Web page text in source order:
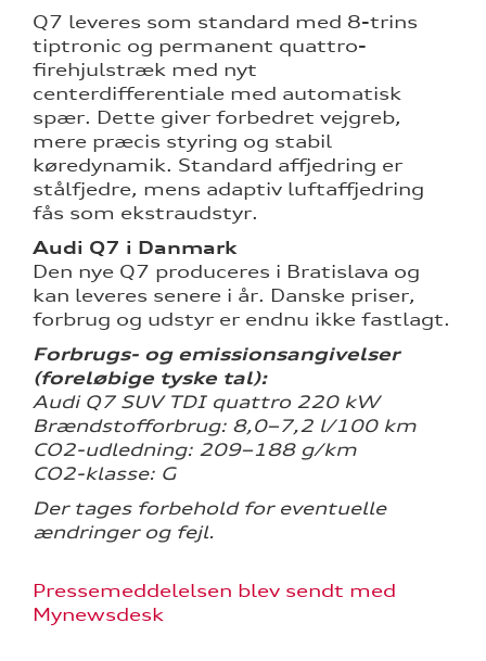
Q7 leveres som standard med 8-trins
tiptronic og permanent quattro-
firehjulstræk med nyt
centerdifferentiale med automatisk
spær. Dette giver forbedret vejgreb,
mere præcis styring og stabil
køredynamik. Standard affjedring er
stålfjedre, mens adaptiv luftaffjedring
fås som ekstraudstyr.
Audi Q7 i Danmark
Den nye Q7 produceres i Bratislava og
kan leveres senere i år. Danske priser,
forbrug og udstyr er endnu ikke fastlagt.
Forbrugs- og emissionsangivelser
(foreløbige tyske tal):
Audi Q7 SUV TDI quattro 220 kW
Brændstofforbrug: 8,0–7,2 l/100 km
CO2-udledning: 209–188 g/km
CO2-klasse: G
Der tages forbehold for eventuelle
ændringer og fejl.
Pressemeddelelsen blev sendt med
Mynewsdesk